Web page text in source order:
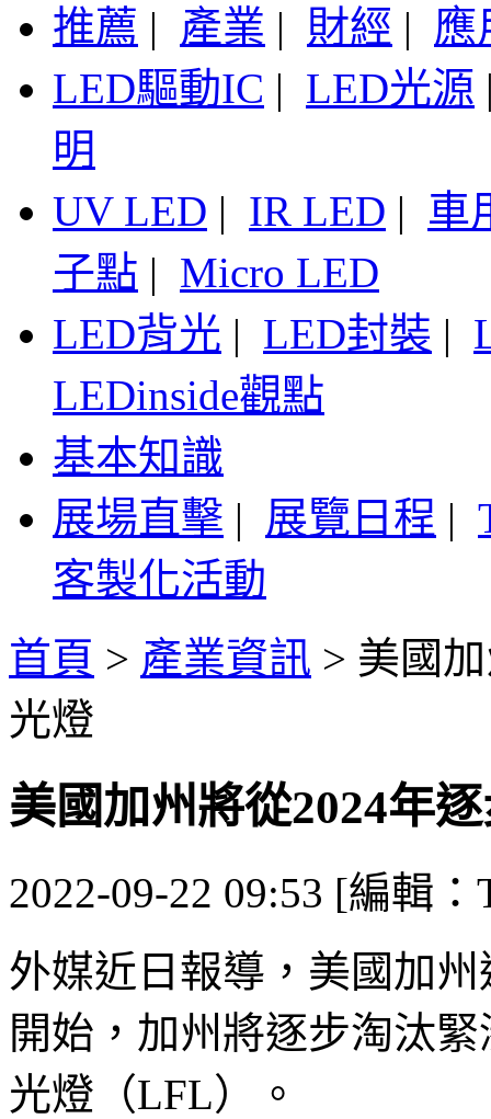
推薦 | 產業 | 財經 | 應
LED驅動IC | LED光源
明
UV LED | IR LED | 車
子點 | Micro LED
LED背光 | LED封裝 |
LEDinside觀點
基本知識
展場直擊 | 展覽日程 |
客製化活動
首頁 > 產業資訊 > 美國
光燈
美國加州將從2024年
2022-09-22 09:53 [編輯
外媒近日報導，美國加
開始，加州將逐步淘汰
光燈（LFL）。